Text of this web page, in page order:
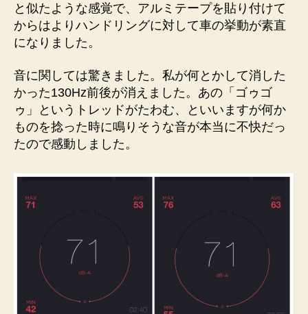
と似たような感覚で、アルミテープを貼り付けて
からはよりハンドリングに対して車の挙動が素直
になりました。
音に関しては驚きました。私が何とかして消した
かった130Hz前後が消えました。あの「ゴゥゴ
ゥ」というトレッドがたわむ、といいますが何か
ものを捻った時に鳴りそうな音が本当に不快だっ
たので感動しました。